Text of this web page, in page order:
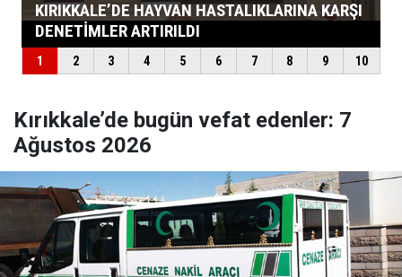
Kırıkkale’de bugün vefat edenler: 7
Ağustos 2026